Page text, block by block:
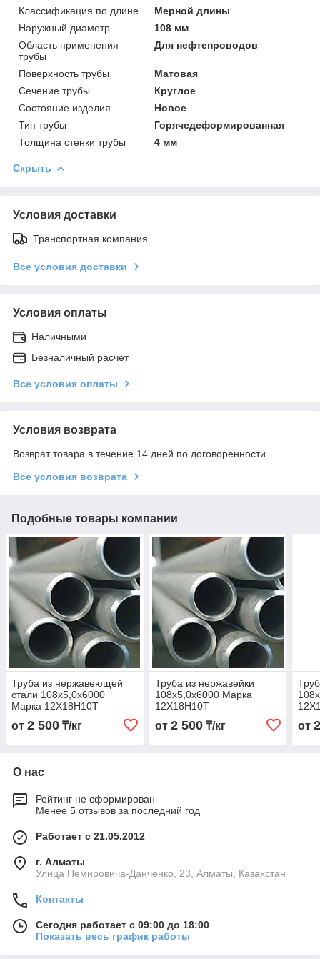
Классификация по длине
Мерной длины
Наружный диаметр
108 мм
Область применения
трубы
Для нефтепроводов
Поверхность трубы
Матовая
Сечение трубы
Круглое
Состояние изделия
Новое
Тип трубы
Горячедеформированная
Толщина стенки трубы
4 мм
Скрыть
Условия доставки
Транспортная компания
Все условия доставки
Условия оплаты
Наличными
Безналичный расчет
Все условия оплаты
Условия возврата
Возврат товара в течение 14 дней по договоренности
Все условия возврата
Подобные товары компании
Труба из нержавеющей
стали 108х5,0х6000
Марка 12Х18Н10Т
от 2 500 ₸/кг
Труба из нержавейки
108х5,0х6000 Марка
12Х18Н10Т
от 2 500₸/кг от
О нас
Рейтинг не сформирован
Менее 5 отзывов за последний год
Работает с 21.05.2012
г. Алматы
Улица Немировича-Данченко, 23, Алматы, Казахстан
Контакты
Сегодня работает с 09:00 до 18:00
Показать весь график работы